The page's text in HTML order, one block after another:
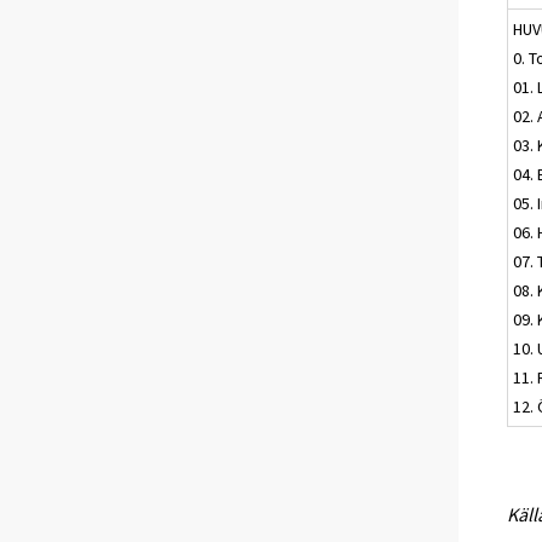
0.
01.
02.
03.
04.
05.
06.
07.
08.
09.
10.
11.
12.